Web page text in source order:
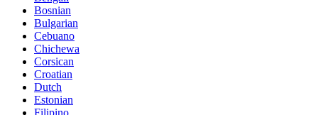
Bosnian
Bulgarian
Cebuano
Chichewa
Corsican
Croatian
Dutch
Estonian